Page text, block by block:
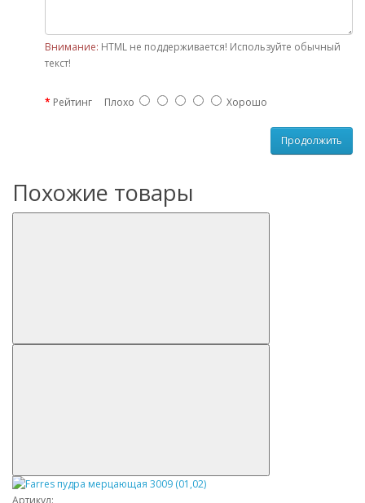
Внимание: HTML не поддерживается! Используйте обычный
текст!
Рейтинг Плохо Хорошо
Продолжить
Похожие товары